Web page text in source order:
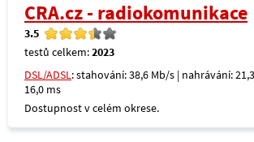
CRA.cz - radiokomunikace
3.5
testů celkem:2023
DSL/ADSL: stahování: 38,6 Mb/s | nahrávání:
16,0 ms
Dostupnost v celém okrese.